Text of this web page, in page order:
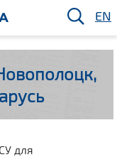
EN
для